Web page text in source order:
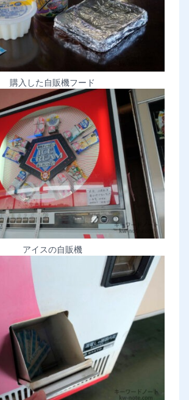
購入した自販機フード
アイスの自販機